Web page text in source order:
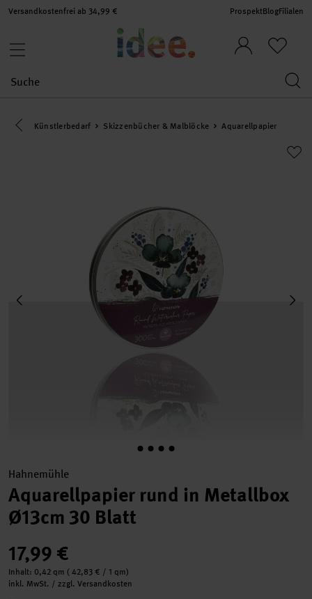
Versandkostenfrei ab 34,99 € ProspektBlogFilialen
Eine Kategorie zurück navigieren
Künstlerbedarf Skizzenbücher & Malblöcke Aquarellpapier
Hahnemühle
Aquarellpapier rund in Metallbox
Ø13cm 30 Blatt
17,99 €
Inhalt: 0,42 qm (42,83 € / 1 qm)
inkl. MwSt. / zzgl. Versandkosten